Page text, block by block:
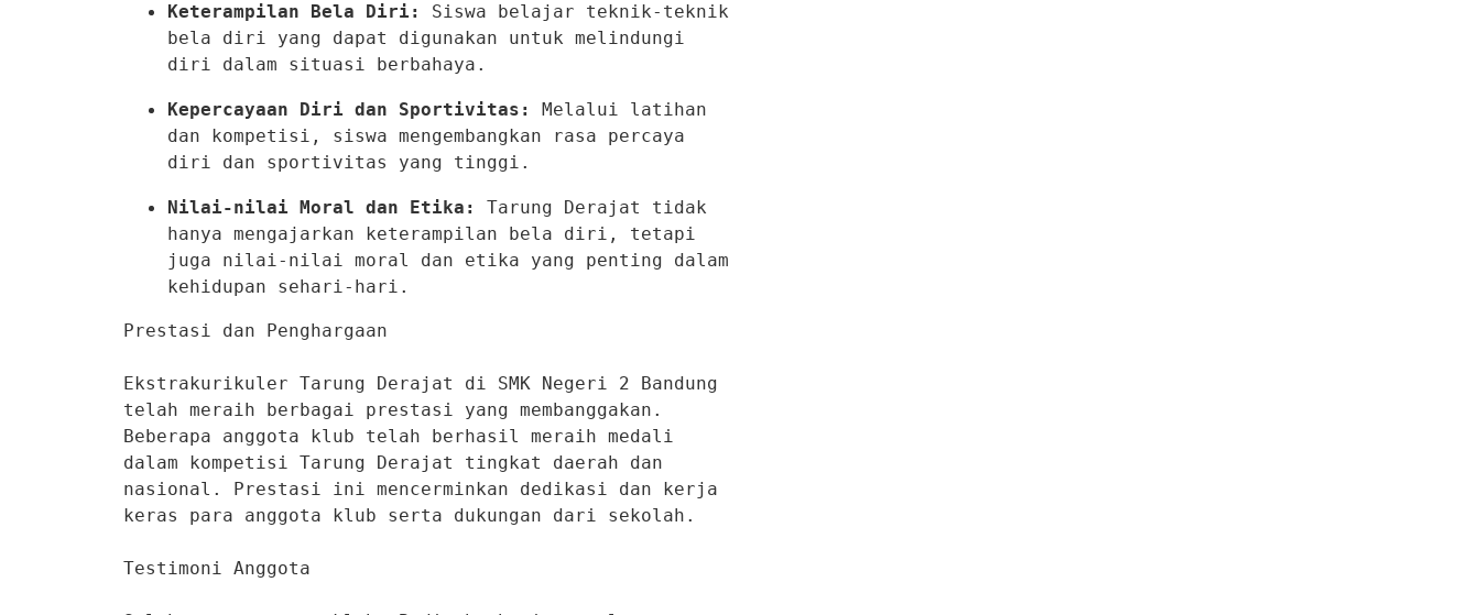
Keterampilan Bela Diri:
Siswa belajar teknik-teknik
bela diri yang dapat digunakan untuk melindungi
diri dalam situasi berbahaya.
Kepercayaan Diri dan Sportivitas:
Melalui latihan
dan kompetisi, siswa mengembangkan rasa percaya
diri dan sportivitas yang tinggi.
Nilai-nilai Moral dan Etika:
Tarung Derajat tidak
hanya mengajarkan keterampilan bela diri, tetapi
juga nilai-nilai moral dan etika yang penting dalam
kehidupan sehari-hari.
Prestasi dan Penghargaan
Ekstrakurikuler Tarung Derajat di SMK Negeri 2 Bandung
telah meraih berbagai prestasi yang membanggakan.
Beberapa anggota klub telah berhasil meraih medali
dalam kompetisi Tarung Derajat tingkat daerah dan
nasional. Prestasi ini mencerminkan dedikasi dan kerja
keras para anggota klub serta dukungan dari sekolah.
Testimoni Anggota